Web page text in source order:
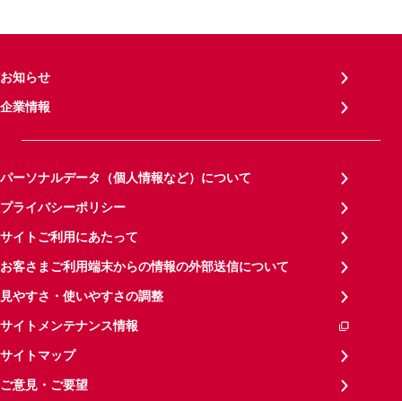
お知らせ
企業情報
パーソナルデータ（個人情報など）について
プライバシーポリシー
サイトご利用にあたって
お客さまご利用端末からの情報の外部送信について
見やすさ・使いやすさの調整
サイトメンテナンス情報
サイトマップ
ご意見・ご要望